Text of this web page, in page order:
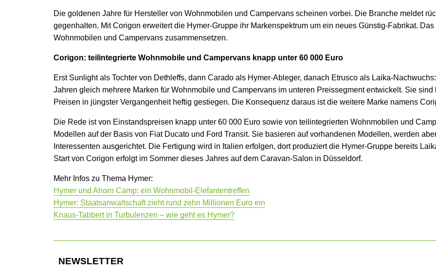
Die goldenen Jahre für Hersteller von Wohnmobilen und Campervans scheinen vorbei. Die Branche meldet
gegenhalten. Mit Corigon erweitert die Hymer-Gruppe ihr Markenspektrum um ein neues Günstig-Fabrikat.
Wohnmobilen und Campervans zusammensetzen.
Corigon: teilintegrierte Wohnmobile und Campervans knapp unter 60 000 Euro
Erst Sunlight als Tochter von Dethleffs, dann Carado als Hymer-Ableger, danach Etrusco als Laika-
Jahren gleich mehrere Marken für Wohnmobile und Campervans im unteren Preissegment entwickelt. Sie
Preisen in jüngster Vergangenheit heftig gestiegen. Die Konsequenz daraus ist die weitere Marke namens
Die Rede ist von Einstandspreisen knapp unter 60 000 Euro sowie von teilintegrierten Wohnmobilen und
Modellen auf der Basis von Fiat Ducato und Ford Transit. Sie basieren auf vorhandenen Modellen, werden
Interessenten ausgerichtet. Die Fertigung wird in Italien erfolgen, dort produziert die Hymer-Gruppe bereits
Start von Corigon erfolgt im Sommer dieses Jahres auf dem Caravan-Salon in Düsseldorf.
Mehr Infos zu Thema Hymer:
Hymer und Ahorn Camp: ein Wohnmobil-Elefantentreffen
Hymer: Staatsanwaltschaft zieht rund zehn Millionen Euro ein
Knaus-Tabbert in Turbulenzen – wie geht es Hymer?
NEWSLETTER